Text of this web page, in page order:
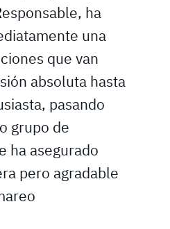
ha
una
que van
absoluta hasta
pasando
grupo de
ha asegurado
pero agradable